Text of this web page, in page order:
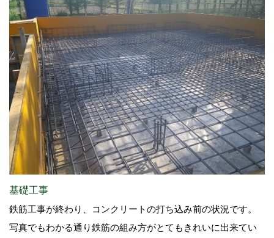
基礎工事
鉄筋工事が終わり、コンクリートの打ち込み前の状況です。
写真でもわかる通り鉄筋の組み方がとてもきれいに出来てい